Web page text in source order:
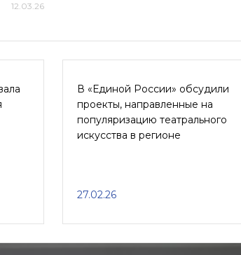
12.03.26
В «Единой России» обсудили
проекты, направленные на
популяризацию театрального
искусства в регионе
27.02.26